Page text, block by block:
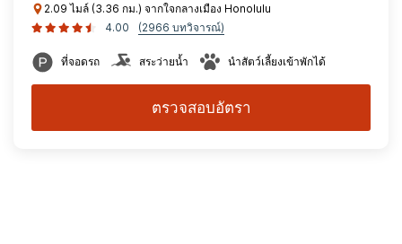
2.09 ไมล์ (3.36 กม.) จากใจกลางเมือง Honolulu
4.00
(2966 บทวิจารณ์)
ที่จอดรถ สระว่ายน้ำ นำสัตว์เลี้ยงเข้าพักได้
ตรวจสอบอัตรา